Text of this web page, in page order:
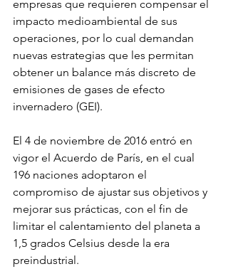
empresas que requieren compensar el
impacto medioambiental de sus
operaciones, por lo cual demandan
nuevas estrategias que les permitan
obtener un balance más discreto de
emisiones de gases de efecto
invernadero (GEI).
El 4 de noviembre de 2016 entró en
vigor el Acuerdo de París, en el cual
196 naciones adoptaron el
compromiso de ajustar sus objetivos y
mejorar sus prácticas, con el fin de
limitar el calentamiento del planeta a
1,5 grados Celsius desde la era
preindustrial.